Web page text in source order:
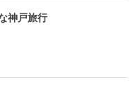
神戸旅行